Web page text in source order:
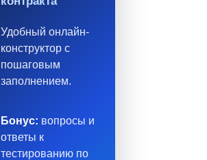
Удобный онлайн-
конструктор с
пошаговым
заполнением.
Бонус: вопросы и
ответы к
тестированию по